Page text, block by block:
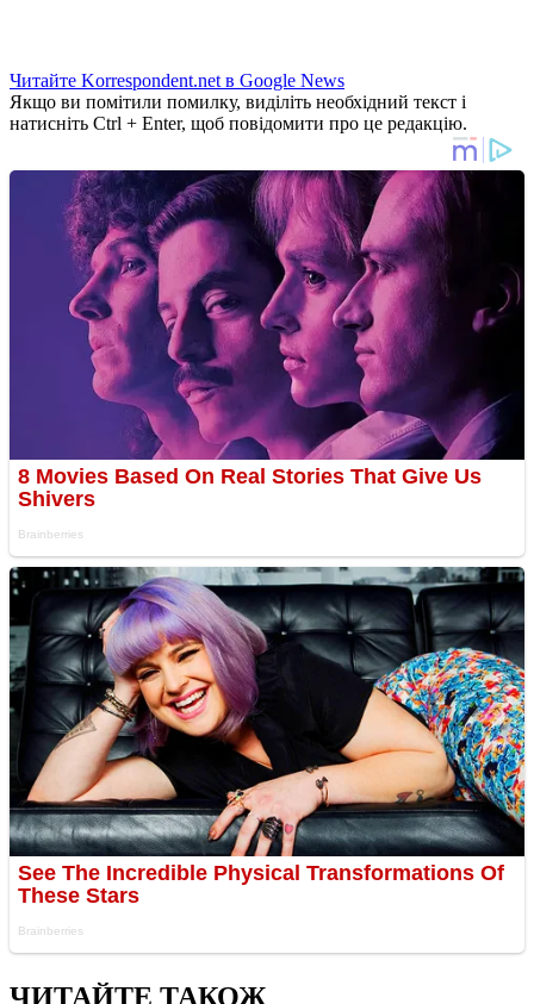
Читайте Korrespondent.net в Google News
Якщо ви помітили помилку, виділіть необхідний текст і
натисніть Ctrl + Enter, щоб повідомити про це редакцію.
ЧИТАЙТЕ ТАКОЖ